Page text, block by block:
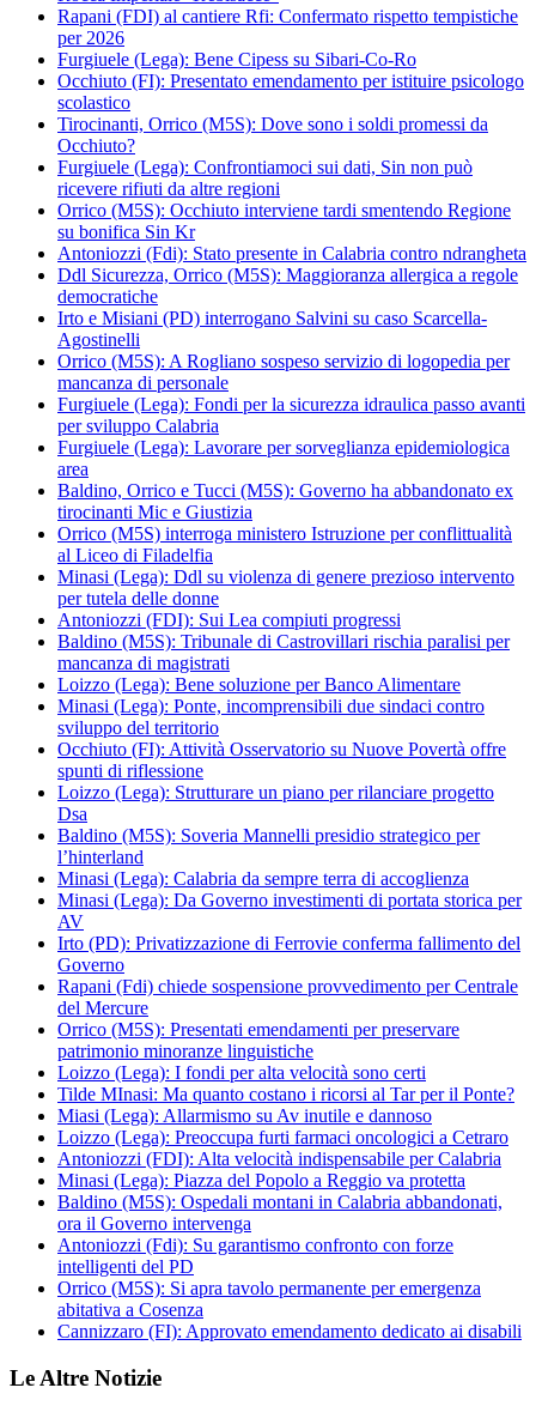
Rapani (FDI) al cantiere Rfi: Confermato rispetto tempistiche
per 2026
Furgiuele (Lega): Bene Cipess su Sibari-Co-Ro
Occhiuto (FI): Presentato emendamento per istituire psicologo
scolastico
Tirocinanti, Orrico (M5S): Dove sono i soldi promessi da
Occhiuto?
Furgiuele (Lega): Confrontiamoci sui dati, Sin non può
ricevere rifiuti da altre regioni
Orrico (M5S): Occhiuto interviene tardi smentendo Regione
su bonifica Sin Kr
Antoniozzi (Fdi): Stato presente in Calabria contro ndrangheta
Ddl Sicurezza, Orrico (M5S): Maggioranza allergica a regole
democratiche
Irto e Misiani (PD) interrogano Salvini su caso Scarcella-
Agostinelli
Orrico (M5S): A Rogliano sospeso servizio di logopedia per
mancanza di personale
Furgiuele (Lega): Fondi per la sicurezza idraulica passo avanti
per sviluppo Calabria
Furgiuele (Lega): Lavorare per sorveglianza epidemiologica
area
Baldino, Orrico e Tucci (M5S): Governo ha abbandonato ex
tirocinanti Mic e Giustizia
Orrico (M5S) interroga ministero Istruzione per conflittualità
al Liceo di Filadelfia
Minasi (Lega): Ddl su violenza di genere prezioso intervento
per tutela delle donne
Antoniozzi (FDI): Sui Lea compiuti progressi
Baldino (M5S): Tribunale di Castrovillari rischia paralisi per
mancanza di magistrati
Loizzo (Lega): Bene soluzione per Banco Alimentare
Minasi (Lega): Ponte, incomprensibili due sindaci contro
sviluppo del territorio
Occhiuto (FI): Attività Osservatorio su Nuove Povertà offre
spunti di riflessione
Loizzo (Lega): Strutturare un piano per rilanciare progetto
Dsa
Baldino (M5S): Soveria Mannelli presidio strategico per
l’hinterland
Minasi (Lega): Calabria da sempre terra di accoglienza
Minasi (Lega): Da Governo investimenti di portata storica per
AV
Irto (PD): Privatizzazione di Ferrovie conferma fallimento del
Governo
Rapani (Fdi) chiede sospensione provvedimento per Centrale
del Mercure
Orrico (M5S): Presentati emendamenti per preservare
patrimonio minoranze linguistiche
Loizzo (Lega): I fondi per alta velocità sono certi
Tilde MInasi: Ma quanto costano i ricorsi al Tar per il Ponte?
Miasi (Lega): Allarmismo su Av inutile e dannoso
Loizzo (Lega): Preoccupa furti farmaci oncologici a Cetraro
Antoniozzi (FDI): Alta velocità indispensabile per Calabria
Minasi (Lega): Piazza del Popolo a Reggio va protetta
Baldino (M5S): Ospedali montani in Calabria abbandonati,
ora il Governo intervenga
Antoniozzi (Fdi): Su garantismo confronto con forze
intelligenti del PD
Orrico (M5S): Si apra tavolo permanente per emergenza
abitativa a Cosenza
Cannizzaro (FI): Approvato emendamento dedicato ai disabili
Le Altre Notizie